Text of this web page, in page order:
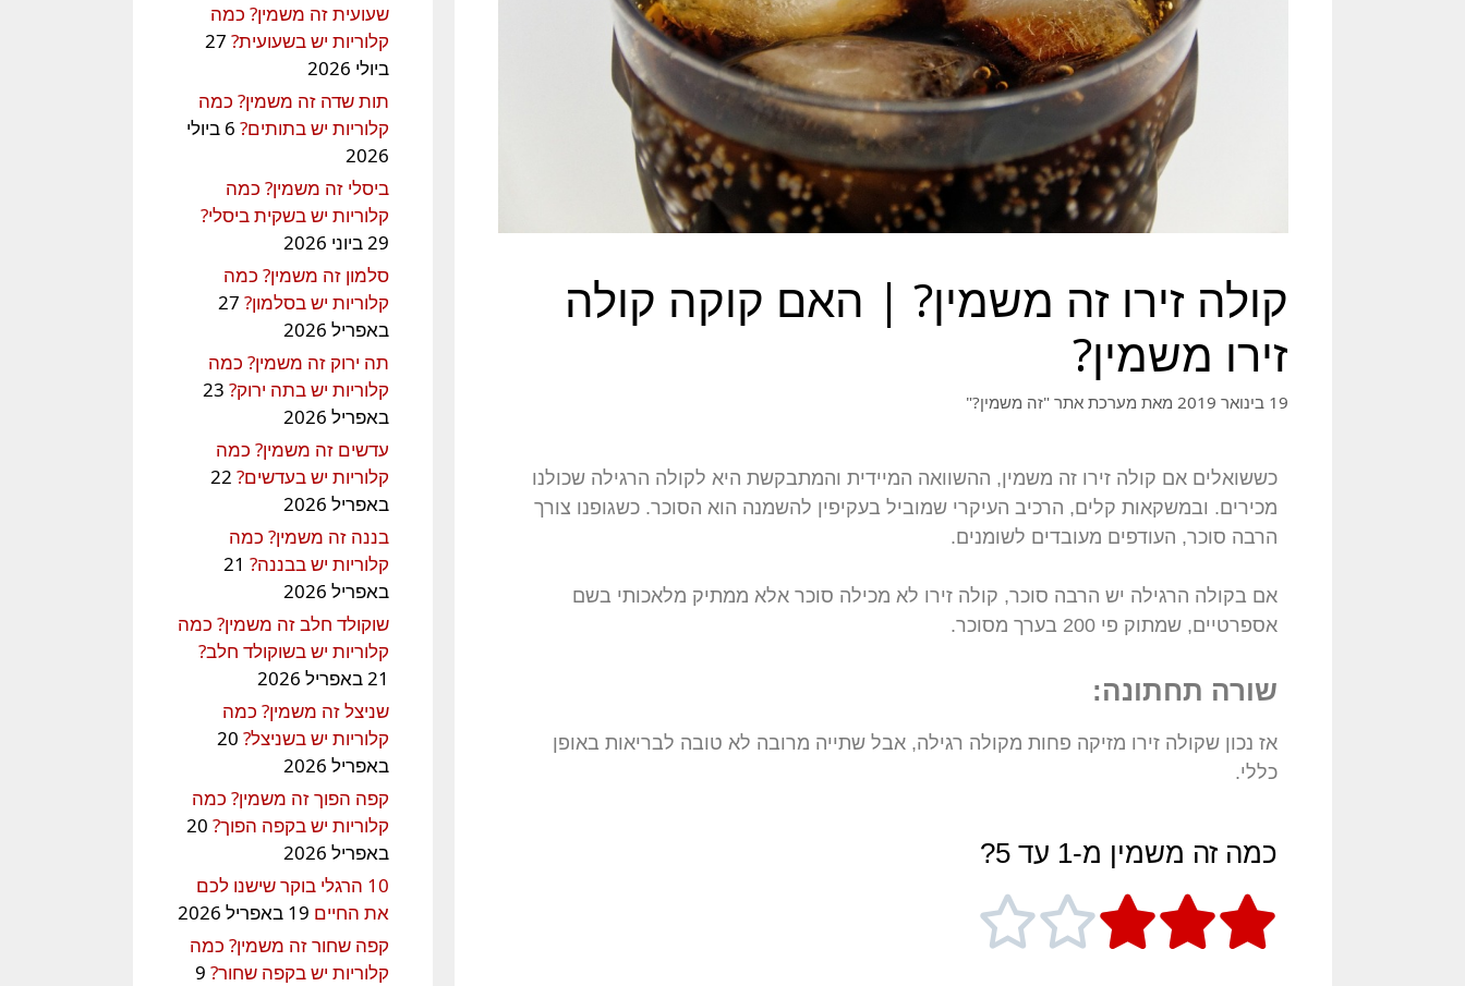
קולה זירו זה משמין? | האם קוקה קולה
זירו משמין?
19 בינואר 2019 מאת מערכת אתר "זה משמין?"
כששואלים אם קולה זירו זה משמין, ההשוואה המיידית והמתבקשת היא לקולה הרגילה שכולנו
מכירים. ובמשקאות קלים, הרכיב העיקרי שמוביל בעקיפין להשמנה הוא הסוכר. כשגופנו צורך
הרבה סוכר, העודפים מעובדים לשומנים.
אם בקולה הרגילה יש הרבה סוכר, קולה זירו לא מכילה סוכר אלא ממתיק מלאכותי בשם
אספרטיים, שמתוק פי 200 בערך מסוכר.
שורה תחתונה:
אז נכון שקולה זירו מזיקה פחות מקולה רגילה, אבל שתייה מרובה לא טובה לבריאות באופן
כללי.
כמה זה משמין מ-1 עד 5?





שעועית זה משמין? כמה
קלוריות יש בשעועית? 27
ביולי 2026
תות שדה זה משמין? כמה
קלוריות יש בתותים?
6 ביולי
2026
ביסלי זה משמין? כמה
קלוריות יש בשקית ביסלי?
29 ביוני 2026
סלמון זה משמין? כמה
קלוריות יש בסלמון? 27
באפריל 2026
תה ירוק זה משמין? כמה
קלוריות יש בתה ירוק? 23
באפריל 2026
עדשים זה משמין? כמה
קלוריות יש בעדשים? 22
באפריל 2026
בננה זה משמין? כמה
קלוריות יש בבננה? 21
באפריל 2026
שוקולד חלב זה משמין? כמה
קלוריות יש בשוקולד חלב?
21 באפריל 2026
שניצל זה משמין? כמה
קלוריות יש בשניצל? 20
באפריל 2026
קפה הפוך זה משמין? כמה
קלוריות יש בקפה הפוך? 20
באפריל 2026
10 הרגלי בוקר שישנו לכם
את החיים 19 באפריל 2026
קפה שחור זה משמין? כמה
קלוריות יש בקפה שחור? 9